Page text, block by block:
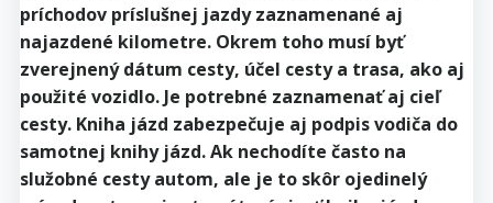
príchodov príslušnej jazdy zaznamenané aj
najazdené kilometre. Okrem toho musí byť
zverejnený dátum cesty, účel cesty a trasa, ako aj
použité vozidlo. Je potrebné zaznamenať aj cieľ
cesty. Kniha jázd zabezpečuje aj podpis vodiča do
samotnej knihy jázd. Ak nechodíte často na
služobné cesty autom, ale je to skôr ojedinelý